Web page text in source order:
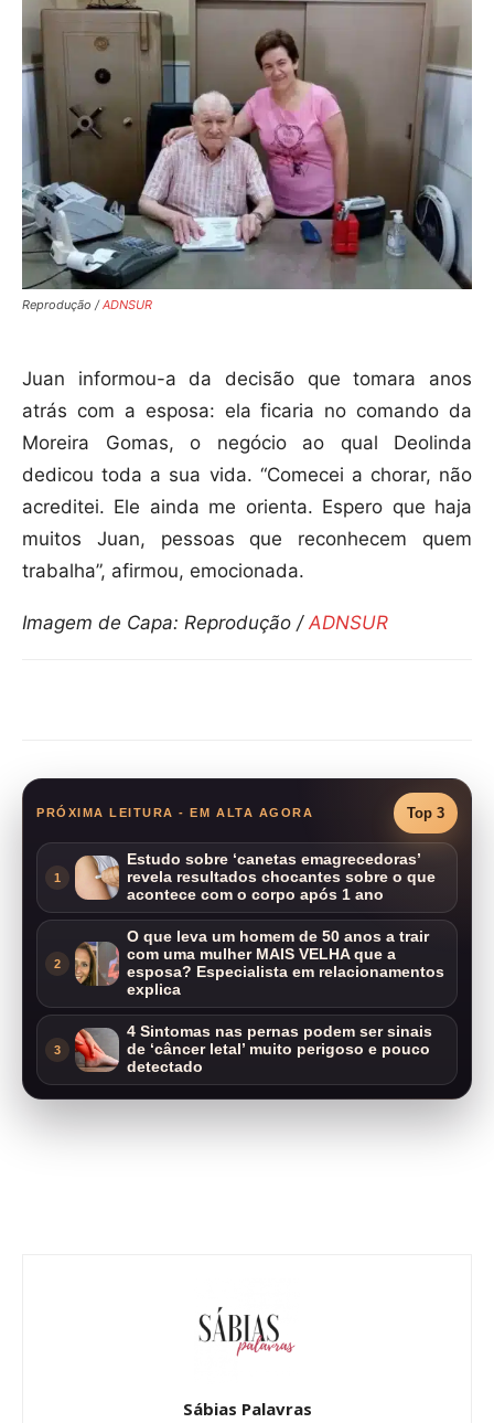
Reprodução /ADNSUR
Juan informou-a da decisão que tomara anos
atrás com a esposa: ela ficaria no comando da
Moreira Gomas, o negócio ao qual Deolinda
dedicou toda a sua vida. “Comecei a chorar, não
acreditei. Ele ainda me orienta. Espero que haja
muitos Juan, pessoas que reconhecem quem
trabalha”, afirmou, emocionada.
Imagem de Capa: Reprodução / ADNSUR
PRÓXIMA LEITURA - EM ALTA AGORA Top 3
1
Estudo sobre ‘canetas emagrecedoras’
revela resultados chocantes sobre o que
acontece com o corpo após 1 ano
2
O que leva um homem de 50 anos a trair
com uma mulher MAIS VELHA que a
esposa? Especialista em relacionamentos
explica
3
4 Sintomas nas pernas podem ser sinais
de ‘câncer letal’ muito perigoso e pouco
detectado
Sábias Palavras